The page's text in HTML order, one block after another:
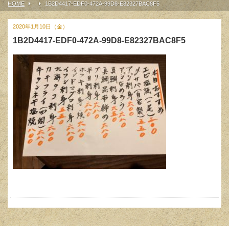
HOME
1B2D4417-EDF0-472A-99D8-E82327BAC8F5
2020年1月10日（金）
1B2D4417-EDF0-472A-99D8-E82327BAC8F5